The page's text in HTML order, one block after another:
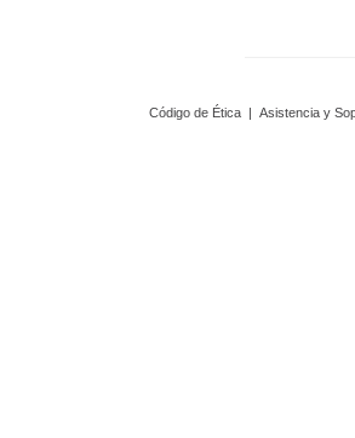
Código de Ética | Asistencia y